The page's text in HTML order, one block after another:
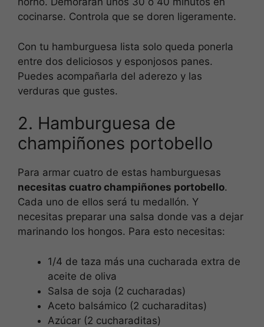
cocinarse. Controla que se doren ligeramente.
Con tu hamburguesa lista solo queda ponerla
entre dos deliciosos y esponjosos panes.
Puedes acompañarla del aderezo y las
verduras que gustes.
2. Hamburguesa de
champiñones portobello
Para armar cuatro de estas hamburguesas
necesitas cuatro champiñones portobello.
Cada uno de ellos será tu medallón. Y
necesitas preparar una salsa donde vas a dejar
marinando los hongos. Para esto necesitas:
1/4 de taza más una cucharada extra de
aceite de oliva
Salsa de soja (2 cucharadas)
Aceto balsámico (2 cucharaditas)
Azúcar (2 cucharaditas)